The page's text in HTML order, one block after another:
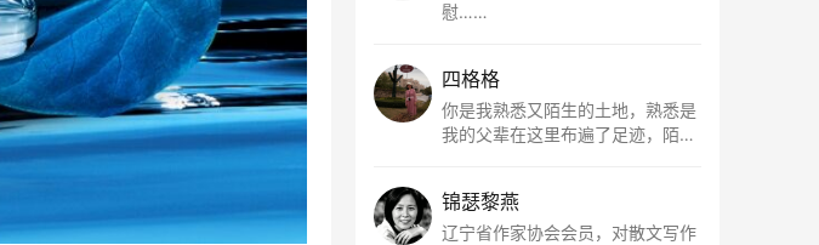
慰……
四格格
你是我熟悉又陌生的土地，熟悉是
我的父辈在这里布遍了足迹，陌生
根所在，我用文字慢慢认识你、慢
慢熟悉你。
锦瑟黎燕
辽宁省作家协会会员，对散文写作